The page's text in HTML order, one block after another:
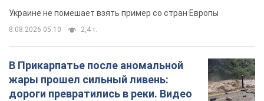
Украине не помешает взять пример со стран Европы
8.08.2026 05:10 2,4 т.
В Прикарпатье после аномальной
жары прошел сильный ливень:
дороги превратились в реки. Видео